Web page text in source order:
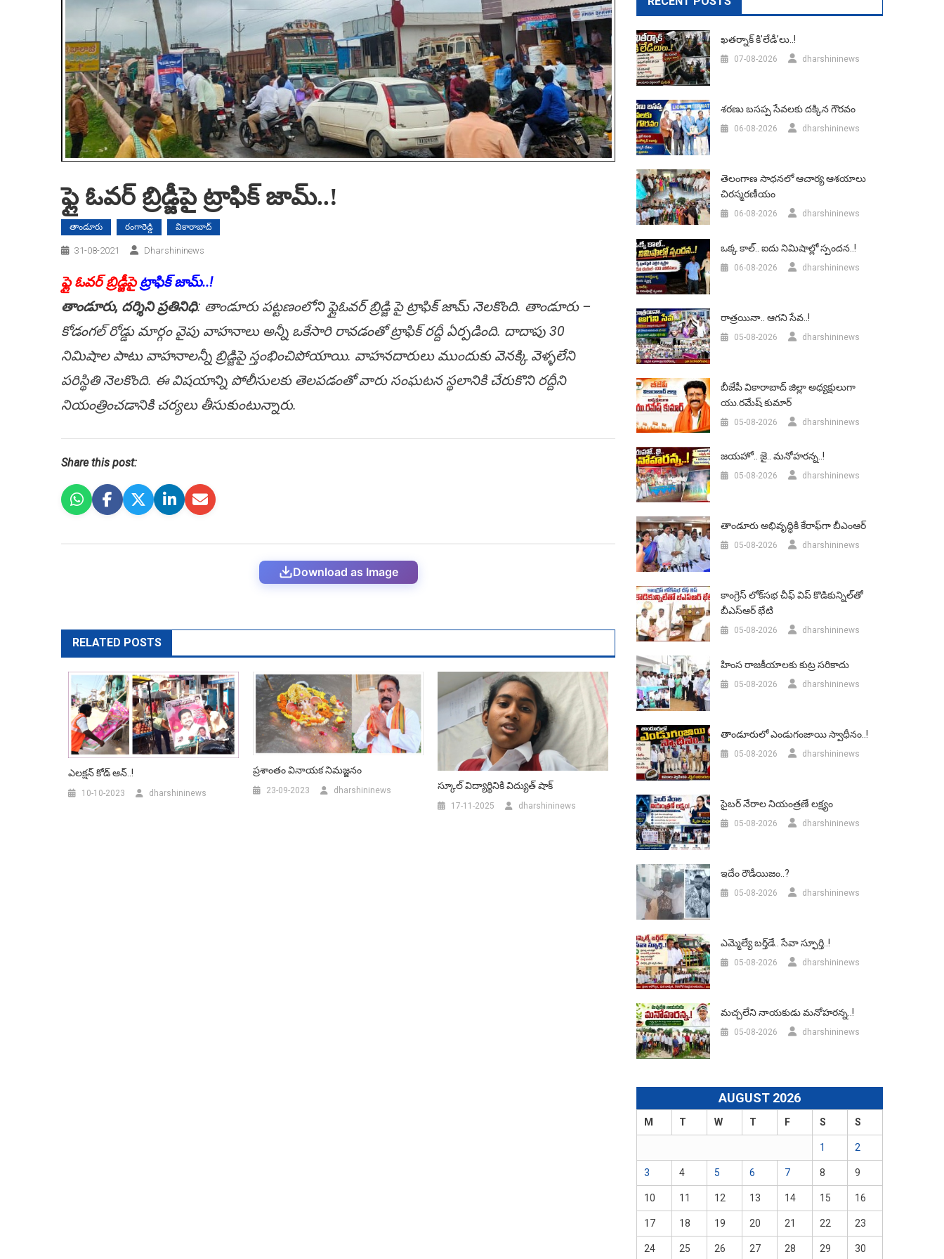
ఫ్లై ఓవర్ బ్రిడ్జీపై ట్రాఫిక్ జామ్..!
తాండూరు రంగారెడ్డి వికారాబాద్
31-08-2021 Dharshininews
ఫ్లై ఓవర్ బ్రిడ్జీపై ట్రాఫిక్ జామ్..!
తాండూరు, దర్శిని ప్రతినిధి: తాండూరు పట్టణంలోని ఫ్లైఓవర్ బ్రిడ్జి పై ట్రాఫిక్ జామ్ నెలకొంది. తాండూరు –
కోడంగల్ రోడ్డు మార్గం వైపు వాహనాలు అన్నీ ఒకేసారి రావడంతో ట్రాఫిక్ రద్దీ ఏర్పడింది. దాదాపు 30
నిమిషాల పాటు వాహనాలన్నీ బ్రిడ్జిపై స్తంభించిపోయాయి. వాహనదారులు ముందుకు వెనక్కి వెళ్ళలేని
పరిస్థితి నెలకొంది. ఈ విషయాన్ని పోలీసులకు తెలపడంతో వారు సంఘటన స్థలానికి చేరుకొని రద్దీని
నియంత్రించడానికి చర్యలు తీసుకుంటున్నారు.
Share this post:
Download as Image
RELATED POSTS
ఎలక్షన్ కోడ్ ఆన్..!
10-10-2023 dharshininews
ప్రశాంతం వినాయక నిమజ్జనం
23-09-2023 dharshininews స్కూల్ విద్యార్థినికి విద్యుత్ షాక్
17-11-2025 dharshininews
ఖతర్నాక్ కి’లేడీ’లు..!
07-08-2026 dharshininews
శరణు బసప్ప సేవలకు దక్కిన గౌరవం
06-08-2026 dharshininews
తెలంగాణ సాధనలో ఆచార్య ఆశయాలు
చిరస్మరణీయం
06-08-2026 dharshininews
ఒక్క కాల్.. ఐదు నిమిషాల్లో స్పందన..!
06-08-2026 dharshininews
రాత్రయినా.. ఆగని సేవ..!
05-08-2026 dharshininews
బీజేపీ వికారాబాద్‌ జిల్లా అధ్యక్షులుగా
యు.రమేష్‌ కుమార్
05-08-2026 dharshininews
జయహో.. జై.. మనోహరన్న..!
05-08-2026 dharshininews
తాండూరు అభివృద్ధికి కేరాఫ్‌గా బీఎంఆర్‌
05-08-2026 dharshininews
కాంగ్రెస్ లోక్‌సభ చీఫ్ విప్ కొడికున్నిల్‌తో
బీఎస్‌ఆర్‌ భేటి
05-08-2026 dharshininews
హింస రాజకీయాలకు కుట్ర సరికాదు
05-08-2026 dharshininews
తాండూరులో ఎండుగంజాయి స్వాధీనం..!
05-08-2026 dharshininews
సైబర్ నేరాల నియంత్రణే లక్ష్యం
05-08-2026 dharshininews
ఇదేం రౌడీయిజం..?
05-08-2026 dharshininews
ఎమ్మెల్యే బర్త్‌డే.. సేవా స్ఫూర్తి..!
05-08-2026 dharshininews
మచ్చలేని నాయకుడు మనోహరన్న..!
05-08-2026 dharshininews
AUGUST 2026
M T W T F S S
1 2
3 4 5 6 7 8 9
10 11 12 13 14 15 16
17 18 19 20 21 22 23
24 25 26 27 28 29 30